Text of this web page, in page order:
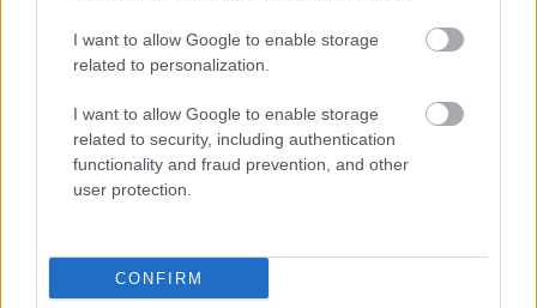
I want to allow Google to enable storage
related to personalization.
I want to allow Google to enable storage
related to security, including authentication
functionality and fraud prevention, and other
user protection.
CONFIRM
Tim Burton 1989-es Batman-filmjét már mindenki ismeri,
az ezt követő adaptációkat sem kell sokaknak külön
bemutatni. Még az sem lehet vészesen sokaknak
újdonság, hogy 1966-ban Adam West egy népszerű
Batman-tévésorozat mellett elkészítette a Batman: The
Movie-t is. Azt már csak a valóban keményvonalas
készült egy-egy fekete-fehér Batman film - egészen
pontosan "theatrical serial", vagyis olyan alkotás, amit